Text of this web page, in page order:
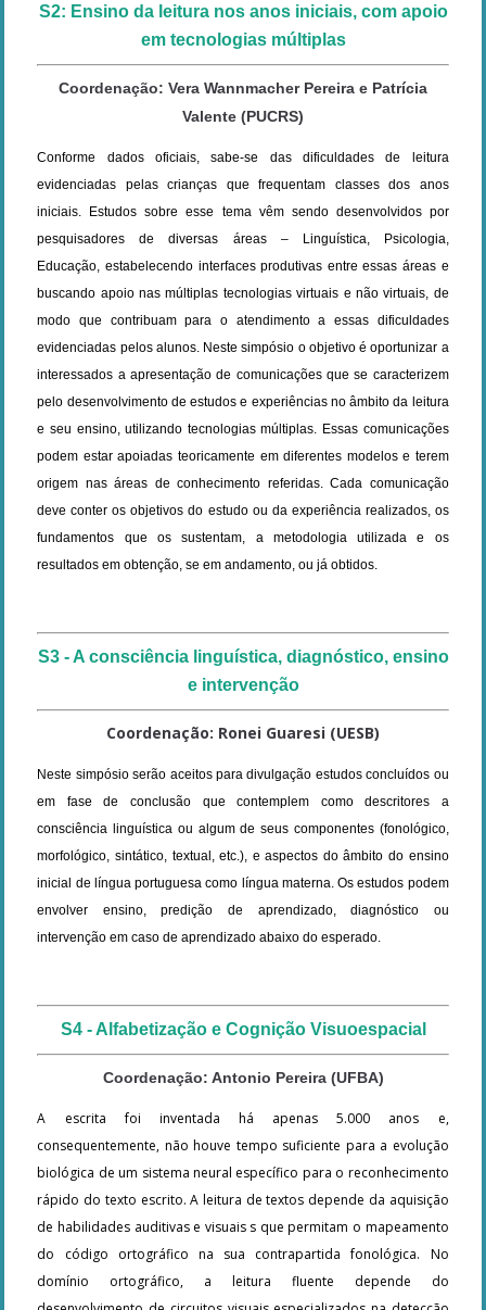
S2: Ensino da leitura nos anos iniciais, com apoio
em tecnologias múltiplas
Coordenação: Vera Wannmacher Pereira e Patrícia
Valente (PUCRS)
Conforme dados oficiais, sabe-se das dificuldades de leitura
evidenciadas pelas crianças que frequentam classes dos anos
iniciais. Estudos sobre esse tema vêm sendo desenvolvidos por
pesquisadores de diversas áreas – Linguística, Psicologia,
Educação, estabelecendo interfaces produtivas entre essas áreas e
buscando apoio nas múltiplas tecnologias virtuais e não virtuais, de
modo que contribuam para o atendimento a essas dificuldades
evidenciadas pelos alunos. Neste simpósio o objetivo é oportunizar a
interessados a apresentação de comunicações que se caracterizem
pelo desenvolvimento de estudos e experiências no âmbito da leitura
e seu ensino, utilizando tecnologias múltiplas. Essas comunicações
podem estar apoiadas teoricamente em diferentes modelos e terem
origem nas áreas de conhecimento referidas. Cada comunicação
deve conter os objetivos do estudo ou da experiência realizados, os
fundamentos que os sustentam, a metodologia utilizada e os
resultados em obtenção, se em andamento, ou já obtidos.
S3 - A consciência linguística, diagnóstico, ensino
e intervenção
Coordenação: Ronei Guaresi (UESB)
Neste simpósio serão aceitos para divulgação estudos concluídos ou
em fase de conclusão que contemplem como descritores a
consciência linguística ou algum de seus componentes (fonológico,
morfológico, sintático, textual, etc.), e aspectos do âmbito do ensino
inicial de língua portuguesa como língua materna. Os estudos podem
envolver ensino, predição de aprendizado, diagnóstico ou
intervenção em caso de aprendizado abaixo do esperado.
S4 - Alfabetização e Cognição Visuoespacial
Coordenação: Antonio Pereira (UFBA)
A escrita foi inventada há apenas 5.000 anos e,
consequentemente, não houve tempo suficiente para a evolução
biológica de um sistema neural específico para o reconhecimento
rápido do texto escrito. A leitura de textos depende da aquisição
de habilidades auditivas e visuais s que permitam o mapeamento
do código ortográfico na sua contrapartida fonológica. No
domínio ortográfico, a leitura fluente depende do